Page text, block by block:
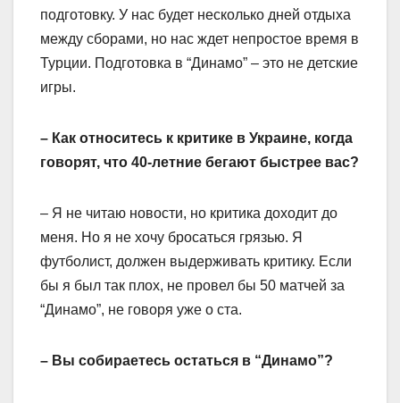
подготовку. У нас будет несколько дней отдыха
между сборами, но нас ждет непростое время в
Турции. Подготовка в “Динамо” – это не детские
игры.
– Как относитесь к критике в Украине, когда
говорят, что 40-летние бегают быстрее вас?
– Я не читаю новости, но критика доходит до
меня. Но я не хочу бросаться грязью. Я
футболист, должен выдерживать критику. Если
бы я был так плох, не провел бы 50 матчей за
“Динамо”, не говоря уже о ста.
– Вы собираетесь остаться в “Динамо”?